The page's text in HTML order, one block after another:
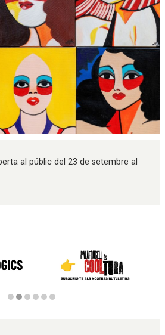
al públic del 23 de setembre al